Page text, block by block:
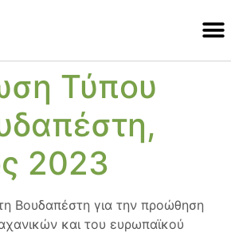
Τύπου
2023
Βουδαπέστη για την προώθηση
και του ευρωπαϊκού